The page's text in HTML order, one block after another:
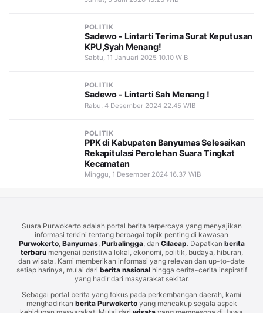
POLITIK
Sadewo - Lintarti Terima Surat Keputusan
KPU,Syah Menang!
Sabtu, 11 Januari 2025 10.10 WIB
POLITIK
Sadewo - Lintarti Sah Menang !
Rabu, 4 Desember 2024 22.45 WIB
POLITIK
PPK di Kabupaten Banyumas Selesaikan
Rekapitulasi Perolehan Suara Tingkat
Kecamatan
Minggu, 1 Desember 2024 16.37 WIB
Suara Purwokerto adalah portal berita terpercaya yang menyajikan
informasi terkini tentang berbagai topik penting di kawasan
Purwokerto, Banyumas, Purbalingga, dan Cilacap. Dapatkan berita
terbarumengenai peristiwa lokal, ekonomi, politik, budaya, hiburan,
dan wisata. Kami memberikan informasi yang relevan dan up-to-date
setiap harinya, mulai dari berita nasionalhingga cerita-cerita inspiratif
yang hadir dari masyarakat sekitar.
Sebagai portal berita yang fokus pada perkembangan daerah, kami
menghadirkan berita Purwokertoyang mencakup segala aspek